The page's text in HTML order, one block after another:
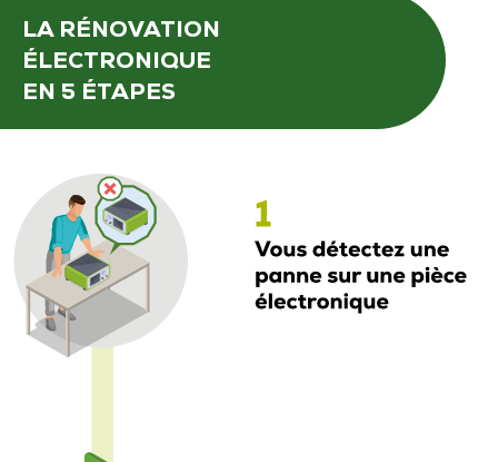
LA RÉNOVATION
ÉLECTRONIQUE
EN 5 ÉTAPES